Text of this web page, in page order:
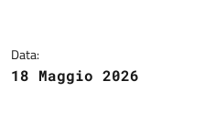
Data:
18 Maggio 2026